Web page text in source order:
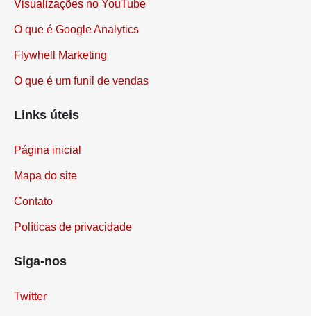
Visualizações no YouTube
O que é Google Analytics
Flywhell Marketing
O que é um funil de vendas
Links úteis
Página inicial
Mapa do site
Contato
Políticas de privacidade
Siga-nos
Twitter